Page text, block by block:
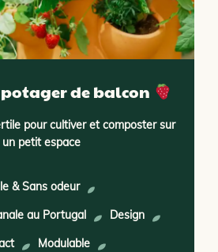
potager de balcon
pour cultiver et composter sur
un petit espace
& Sans odeur
au Portugal
Design
Modulable